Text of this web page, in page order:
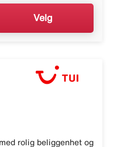
Velg
rolig beliggenhet og